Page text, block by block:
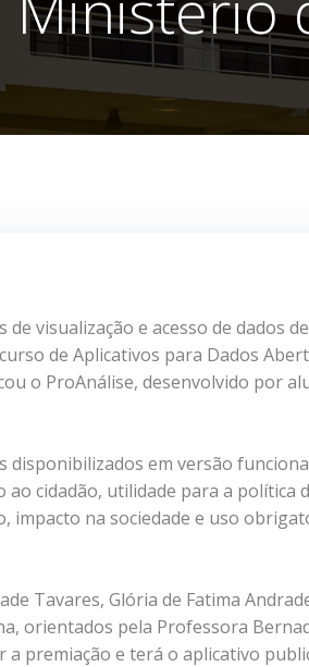
visualização e acesso de dados
de Aplicativos para Dados
o ProAnálise, desenvolvido por
em versão
cidadão, utilidade para a política
impacto na sociedade e uso
Tavares, Glória de Fatima
orientados pela Professora
premiação e terá o aplicativo